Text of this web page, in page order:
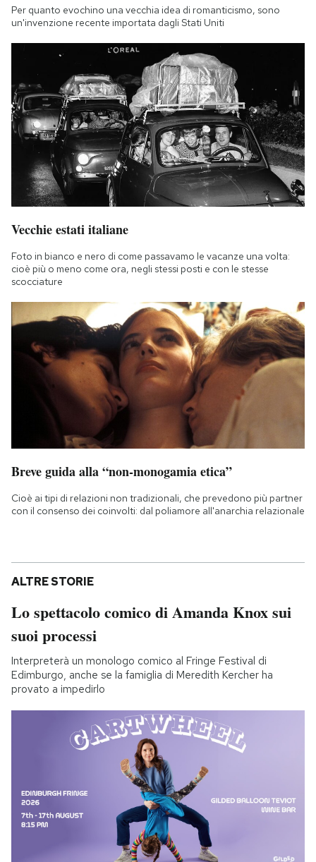
Per quanto evochino una vecchia idea di romanticismo, sono
un'invenzione recente importata dagli Stati Uniti
Vecchie estati italiane
Foto in bianco e nero di come passavamo le vacanze una volta:
cioè più o meno come ora, negli stessi posti e con le stesse
scocciature
Breve guida alla “non-monogamia etica”
Cioè ai tipi di relazioni non tradizionali, che prevedono più partner
con il consenso dei coinvolti: dal poliamore all'anarchia relazionale
ALTRE STORIE
Lo spettacolo comico di Amanda Knox sui
suoi processi
Interpreterà un monologo comico al Fringe Festival di
Edimburgo, anche se la famiglia di Meredith Kercher ha
provato a impedirlo